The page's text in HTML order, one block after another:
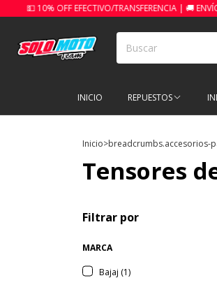
OFF EFECTIVO/TRANSFERENCIA | 🚚 ENVÍO
INICIO REPUESTOS
Inicio>breadcrumbs.accesorios-
Tensores
Filtrar por
MARCA
Bajaj (1)